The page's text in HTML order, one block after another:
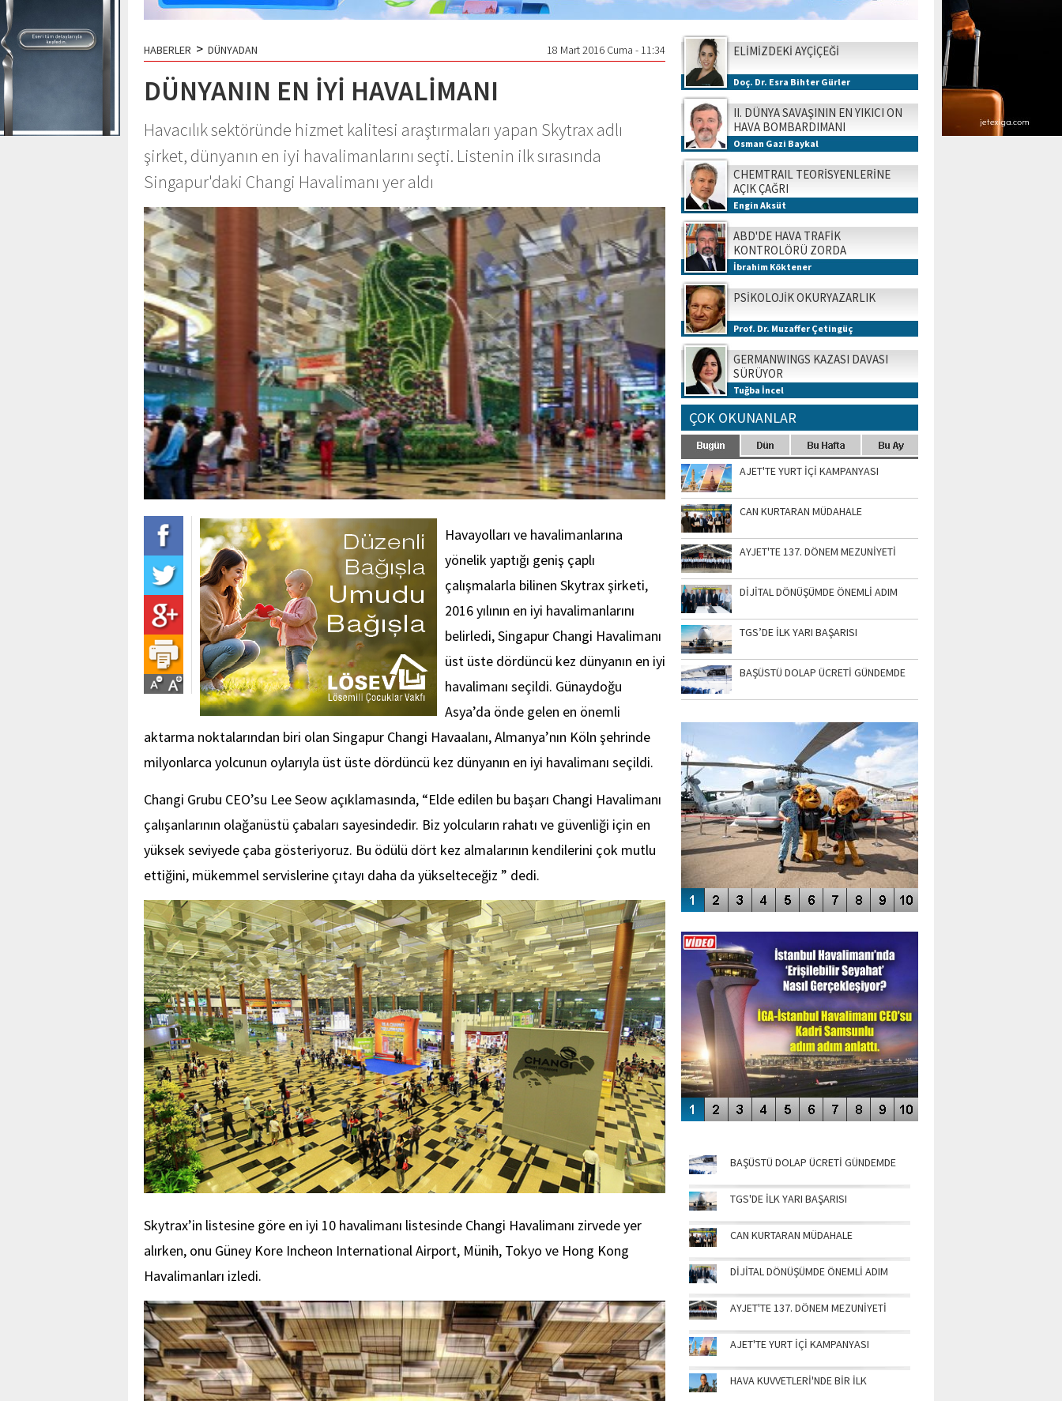
HABERLER > DÜNYADAN 18 Mart 2016 Cuma - 11:34
DÜNYANIN EN İYİ HAVALİMANI
Havacılık sektöründe hizmet kalitesi araştırmaları yapan Skytrax adlı
şirket, dünyanın en iyi havalimanlarını seçti. Listenin ilk sırasında
Singapur'daki Changi Havalimanı yer aldı
Havayolları ve havalimanlarına
yönelik yaptığı geniş çaplı
çalışmalarla bilinen Skytrax şirketi,
2016 yılının en iyi havalimanlarını
belirledi, Singapur Changi Havalimanı
üst üste dördüncü kez dünyanın en iyi
havalimanı seçildi. Günaydoğu
Asya’da önde gelen en önemli
aktarma noktalarından biri olan Singapur Changi Havaalanı, Almanya’nın Köln şehrinde
milyonlarca yolcunun oylarıyla üst üste dördüncü kez dünyanın en iyi havalimanı seçildi.
Changi Grubu CEO’su Lee Seow açıklamasında, “Elde edilen bu başarı Changi Havalimanı
çalışanlarının olağanüstü çabaları sayesindedir. Biz yolcuların rahatı ve güvenliği için en
yüksek seviyede çaba gösteriyoruz. Bu ödülü dört kez almalarının kendilerini çok mutlu
ettiğini, mükemmel servislerine çıtayı daha da yükselteceğiz ” dedi.
Skytrax’in listesine göre en iyi 10 havalimanı listesinde Changi Havalimanı zirvede yer
alırken, onu Güney Kore Incheon International Airport, Münih, Tokyo ve Hong Kong
Havalimanları izledi.
ELİMİZDEKİ AYÇİÇEĞİ
Doç. Dr. Esra Bihter Gürler
II. DÜNYA SAVAŞININ EN YIKICI ON
HAVA BOMBARDIMANI
Osman Gazi Baykal
CHEMTRAIL TEORİSYENLERİNE
AÇIK ÇAĞRI
Engin Aksüt
ABD'DE HAVA TRAFİK
KONTROLÖRÜ ZORDA
İbrahim Köktener
PSİKOLOJİK OKURYAZARLIK
Prof. Dr. Muzaffer Çetingüç
GERMANWINGS KAZASI DAVASI
SÜRÜYOR
Tuğba İncel
ÇOK OKUNANLAR
AJET'TE YURT İÇİ KAMPANYASI
CAN KURTARAN MÜDAHALE
AYJET'TE 137. DÖNEM MEZUNİYETİ
DİJİTAL DÖNÜŞÜMDE ÖNEMLİ ADIM
TGS’DE İLK YARI BAŞARISI
BAŞÜSTÜ DOLAP ÜCRETİ GÜNDEMDE
SİNGAPUR AIRSHOW-2020
ENGELLERİN AŞILDIĞI HAVALİMANI
BAŞÜSTÜ DOLAP ÜCRETİ GÜNDEMDE
TGS'DE İLK YARI BAŞARISI
CAN KURTARAN MÜDAHALE
DİJİTAL DÖNÜŞÜMDE ÖNEMLİ ADIM
AYJET'TE 137. DÖNEM MEZUNİYETİ
AJET'TE YURT İÇİ KAMPANYASI
HAVA KUVVETLERİ'NDE BİR İLK